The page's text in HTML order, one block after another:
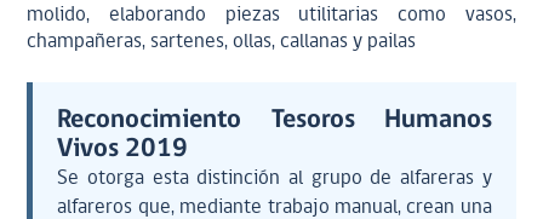
molido, elaborando piezas utilitarias como vasos,
champañeras, sartenes, ollas, callanas y pailas
Reconocimiento Tesoros Humanos
Vivos 2019
Se otorga esta distinción al grupo de alfareras y
alfareros que, mediante trabajo manual, crean una